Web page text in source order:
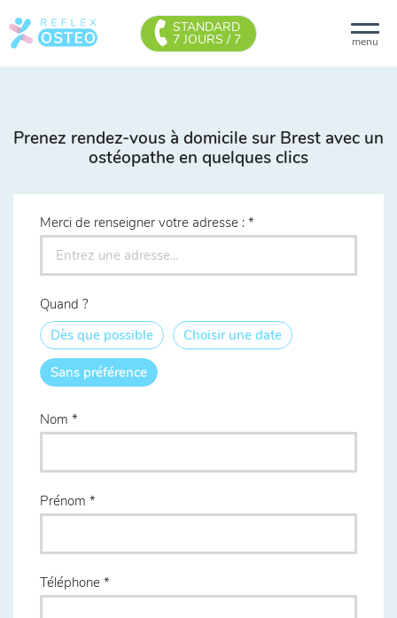
menu
STANDARD
7 JOURS / 7
Prenez rendez-vous à domicile sur Brest avec un
ostéopathe en quelques clics
Merci de renseigner votre adresse :
Quand ?
Dès que possible
Choisir une date
Sans préférence
Nom
Prénom
Téléphone